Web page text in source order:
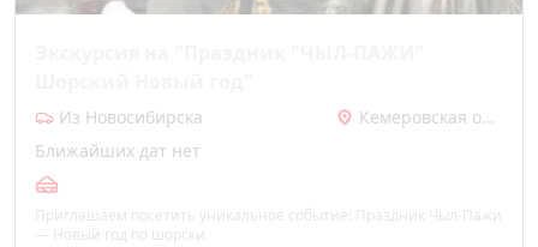
Из Новосибирска
Кемеровская область
Ближайших дат нет
Приглашаем посетить уникальное событие: Праздник Чыл-Пажи
— Новый год по шорски